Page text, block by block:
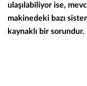
ulaşılabiliyor ise,
makinedeki bazı
kaynaklı bir sorundur.